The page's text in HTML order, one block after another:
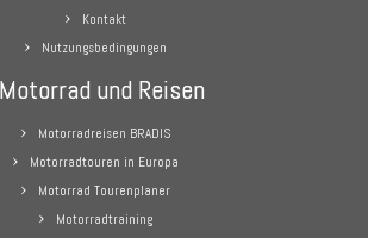
Kontakt
Nutzungsbedingungen
Motorrad und Reisen
Motorradreisen BRADIS
Motorradtouren in Europa
Motorrad Tourenplaner
Motorradtraining